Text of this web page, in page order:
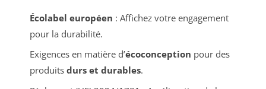
Écolabel européen : Affichez votre engagement
pour la durabilité.
Exigences en matière d’écoconception pour des
produits durs et durables.